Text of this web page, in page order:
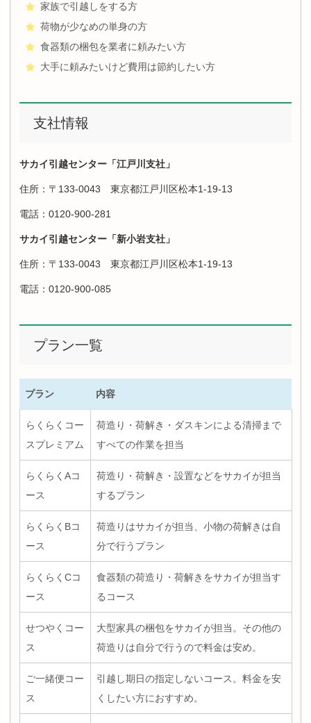
家族で引越しをする方
荷物が少なめの単身の方
食器類の梱包を業者に頼みたい方
大手に頼みたいけど費用は節約したい方
支社情報
サカイ引越センター「江戸川支社」
住所： 〒133-0043 東京都江戸川区松本1-19-13
電話： 0120-900-281
サカイ引越センター「新小岩支社」
住所： 〒133-0043 東京都江戸川区松本1-19-13
電話： 0120-900-085
プラン一覧
プラン 内容
らくらくコー
スプレミアム
荷造り・荷解き・ダスキンによる清掃まで
すべての作業を担当
らくらくAコ
ース
荷造り・荷解き・設置などをサカイが担当
するプラン
らくらくBコ
ース
荷造りはサカイが担当、小物の荷解きは自
分で行うプラン
らくらくCコ
ース
食器類の荷造り・荷解きをサカイが担当す
るコース
せつやくコー
ス
大型家具の梱包をサカイが担当。その他の
荷造りは自分で行うので料金は安め。
ご一緒便コー
ス
引越し期日の指定しないコース。料金を安
くしたい方におすすめ。